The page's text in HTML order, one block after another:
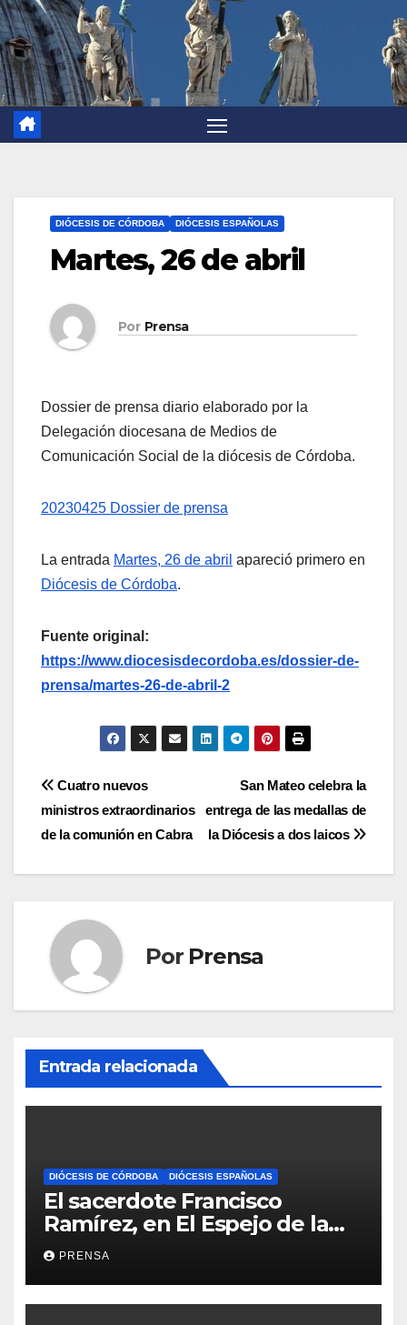
DIÓCESIS DE CÓRDOBA DIÓCESIS ESPAÑOLAS
Martes, 26 de abril
Por Prensa
Dossier de prensa diario elaborado por la
Delegación diocesana de Medios de
Comunicación Social de la diócesis de Córdoba.
20230425 Dossier de prensa
La entrada Martes, 26 de abril apareció primero en
Diócesis de Córdoba.
Fuente original:
https://www.diocesisdecordoba.es/dossier-de-
prensa/martes-26-de-abril-2
Navegación
de
entradas
San Mateo celebra la
entrega de las medallas de
la Diócesis a dos laicos
Cuatro nuevos
ministros extraordinarios
de la comunión en Cabra
Por Prensa
Entrada relacionada
DIÓCESIS DE CÓRDOBA DIÓCESIS ESPAÑOLAS
El sacerdote Francisco
Ramírez, en El Espejo de la
Iglesia
PRENSA